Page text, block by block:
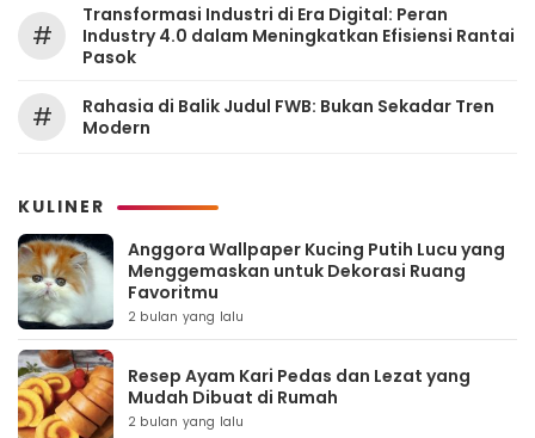
#
Transformasi Industri di Era Digital: Peran
Industry 4.0 dalam Meningkatkan Efisiensi Rantai
Pasok
#
Rahasia di Balik Judul FWB: Bukan Sekadar Tren
Modern
KULINER
Anggora Wallpaper Kucing Putih Lucu yang
Menggemaskan untuk Dekorasi Ruang
Favoritmu
2 bulan yang lalu
Resep Ayam Kari Pedas dan Lezat yang
Mudah Dibuat di Rumah
2 bulan yang lalu